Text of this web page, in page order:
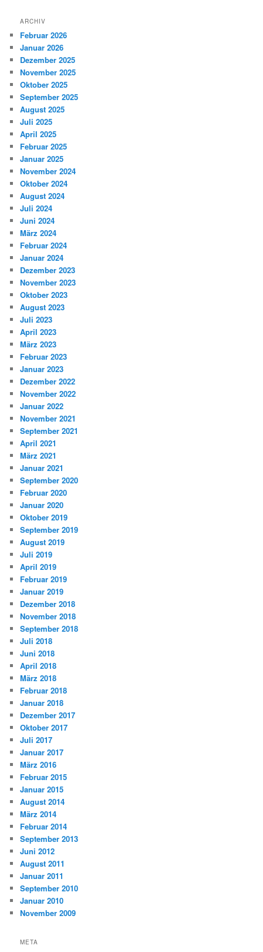
ARCHIV
Februar 2026
Januar 2026
Dezember 2025
November 2025
Oktober 2025
September 2025
August 2025
Juli 2025
April 2025
Februar 2025
Januar 2025
November 2024
Oktober 2024
August 2024
Juli 2024
Juni 2024
März 2024
Februar 2024
Januar 2024
Dezember 2023
November 2023
Oktober 2023
August 2023
Juli 2023
April 2023
März 2023
Februar 2023
Januar 2023
Dezember 2022
November 2022
Januar 2022
November 2021
September 2021
April 2021
März 2021
Januar 2021
September 2020
Februar 2020
Januar 2020
Oktober 2019
September 2019
August 2019
Juli 2019
April 2019
Februar 2019
Januar 2019
Dezember 2018
November 2018
September 2018
Juli 2018
Juni 2018
April 2018
März 2018
Februar 2018
Januar 2018
Dezember 2017
Oktober 2017
Juli 2017
Januar 2017
März 2016
Februar 2015
Januar 2015
August 2014
März 2014
Februar 2014
September 2013
Juni 2012
August 2011
Januar 2011
September 2010
Januar 2010
November 2009
META